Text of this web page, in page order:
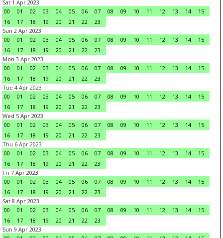
Sat 1 Apr 2023
00
01 02 03 04 05 06 07 08 09 10 11 12 13 14
15
16
17 18 19 20 21 22
23
Sun 2 Apr 2023
00
01 02 03 04 05 06 07 08 09 10 11 12 13 14
15
16
17 18 19 20 21 22
23
Mon 3 Apr 2023
00
01 02 03 04 05 06 07 08 09 10 11 12 13 14
15
16
17 18 19 20 21 22
23
Tue 4 Apr 2023
00
01 02 03 04 05 06 07 08 09 10 11 12 13 14
15
16
17 18 19 20 21 22
23
Wed 5 Apr 2023
00
01 02 03 04 05 06 07 08 09 10 11 12 13 14
15
16
17 18 19 20 21 22
23
Thu 6 Apr 2023
00
01 02 03 04 05 06 07 08 09 10 11 12 13 14
15
16
17 18 19 20 21 22
23
Fri 7 Apr 2023
00
01 02 03 04 05 06 07 08 09 10 11 12 13 14
15
16
17 18 19 20 21 22
23
Sat 8 Apr 2023
00
01 02 03 04 05 06 07 08 09 10 11 12 13 14
15
16
17 18 19 20 21 22
23
Sun 9 Apr 2023